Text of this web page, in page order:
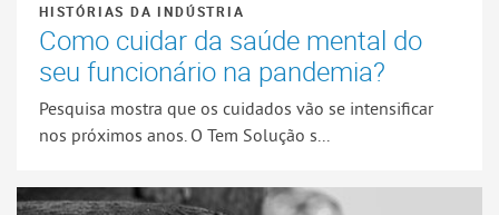
HISTÓRIAS DA INDÚSTRIA
Como cuidar da saúde mental do
seu funcionário na pandemia?
Pesquisa mostra que os cuidados vão se intensificar
nos próximos anos. O Tem Solução s...